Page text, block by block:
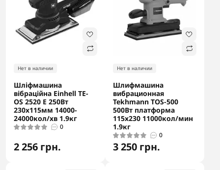
Нет в наличии
Шліфмашина
вібраційна Einhell TE-
OS 2520 E 250Вт
230х115мм 14000-
24000кол/хв 1.9кг
0
2 256 грн.
Нет в наличии
Шлифмашина
вибрационная
Tekhmann TOS-500
500Вт платформа
115х230 11000кол/мин
1.9кг
0
3 250 грн.